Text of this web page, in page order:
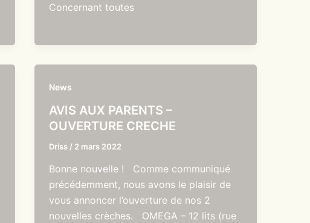
Concernant toutes
News
AVIS AUX PARENTS –
OUVERTURE CRECHE
Driss / 2 mars 2022
Bonne nouvelle ! Comme communiqué
précédemment, nous avons le plaisir de
vous annoncer l’ouverture de nos 2
nouvelles crèches. OMEGA – 12 lits (rue